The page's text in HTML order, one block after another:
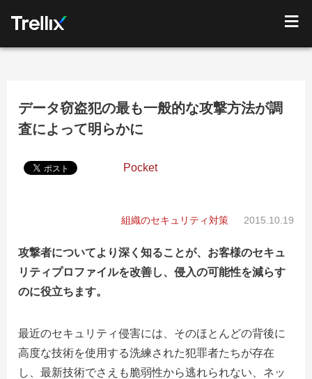
データ窃盗犯の最も一般的な攻撃方法が調
査によって明らかに
Pocket
組織のセキュリティ対策 2015.10.19
攻撃者についてより深く知ることが、お客様のセキュ
リティプロファイルを改善し、侵入の可能性を減らす
のに役立ちます。
最近のセキュリティ侵害には、そのほとんどの背後に
高度な技術を使用する洗練された犯罪者たちが存在
し、最新技術でさえも脆弱性から逃れられない、ネッ